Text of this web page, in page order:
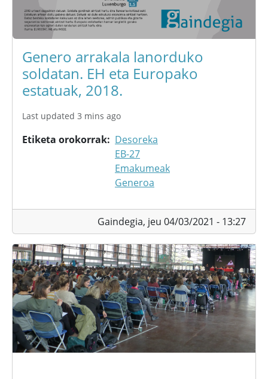
Genero arrakala lanorduko
soldatan. EH eta Europako
estatuak, 2018.
Last updated 3 mins ago
Etiketa orokorrak
Desoreka
EB-27
Emakumeak
Generoa
Gaindegia, jeu 04/03/2021 - 13:27